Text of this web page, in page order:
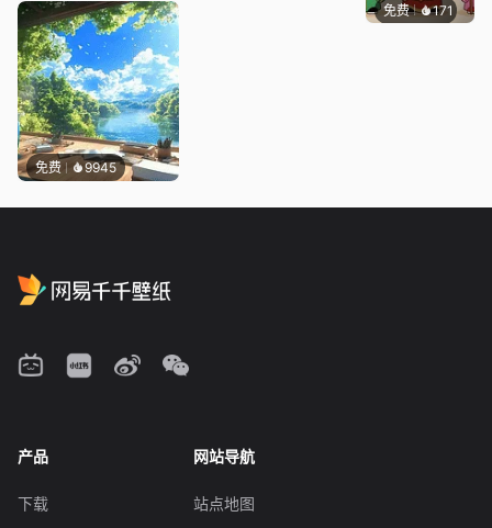
免费 9945
免费 171豆子
产品
下载
网站导航
站点地图